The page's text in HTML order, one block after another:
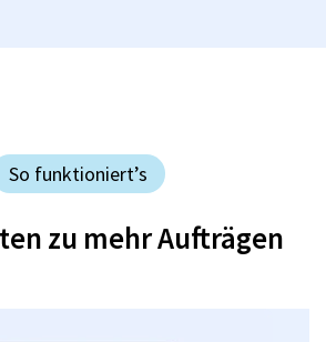
So funktioniert’s
zu mehr Aufträgen